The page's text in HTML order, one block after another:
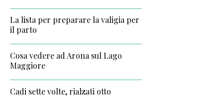
La lista per preparare la valigia per
il parto
Cosa vedere ad Arona sul Lago
Maggiore
Cadi sette volte, rialzati otto